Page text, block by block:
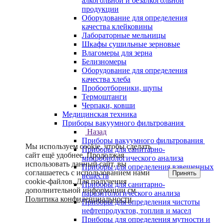
продукции
Оборудование для определения
качества клейковины
Лабораторные мельницы
Шкафы сушильные зерновые
Влагомеры для зерна
Белизномеры
Оборудование для определения
качества хлеба
Пробоотборники, щупы
Термоштанги
Черпаки, ковши
Медицинская техника
Приборы вакуумного фильтрования
Назад
Приборы вакуумного фильтрования
Приборы для санитарно-
микробиологического анализа
Приборы для определения взвешенных
веществ
Приборы для санитарно-
паразитологического анализа
Приборы для определения чистоты
нефтепродуктов, топлив и масел
Приборы для определения мутности и
Мы используем cookie, чтобы сделать
сайт ещё удобнее. Продолжая
использовать данный сайт, вы
соглашаетесь с использованием нами
cookie-файлов. Для получения
дополнительной информации см.
Политика конфиденциальности.
Принять